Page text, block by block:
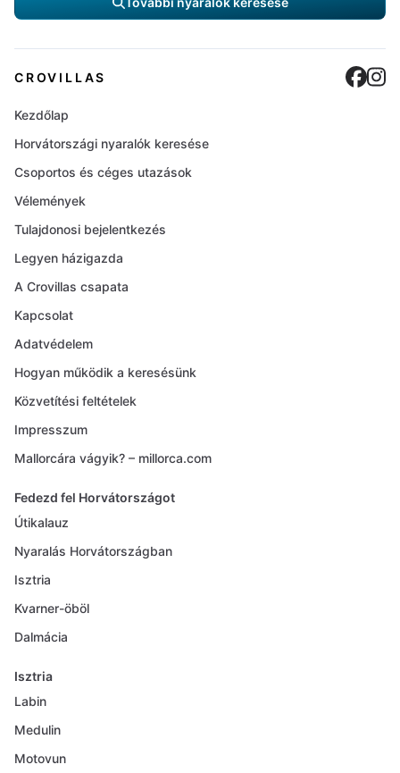
CROVILLAS
Kezdőlap
Horvátországi nyaralók keresése
Csoportos és céges utazások
Vélemények
Tulajdonosi bejelentkezés
Legyen házigazda
A Crovillas csapata
Kapcsolat
Adatvédelem
Hogyan működik a keresésünk
Közvetítési feltételek
Impresszum
Mallorcára vágyik? – millorca.com
Fedezd fel Horvátországot
Útikalauz
Nyaralás Horvátországban
Isztria
Kvarner-öböl
Dalmácia
Isztria
Labin
Medulin
Motovun